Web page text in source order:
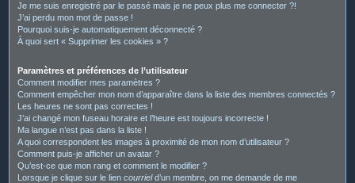
Je me suis enregistré par le passé mais je ne peux plus me connecter ?!
J’ai perdu mon mot de passe !
Pourquoi suis-je automatiquement déconnecté ?
À quoi sert « Supprimer les cookies » ?
Paramètres et préférences de l’utilisateur
Comment modifier mes paramètres ?
Comment empêcher mon nom d’apparaître dans la liste des membres connectés ?
Les heures ne sont pas correctes !
J’ai changé mon fuseau horaire et l’heure est toujours incorrecte !
Ma langue n’est pas dans la liste !
A quoi correspondent les images à proximité de mon nom d’utilisateur ?
Comment puis-je afficher un avatar ?
Qu’est-ce que mon rang et comment le modifier ?
Lorsque je clique sur le lien courrield’un membre, on me demande de me